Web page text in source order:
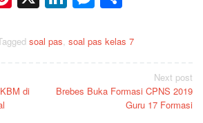
soal pas, soal pas kelas 7
di
Next post
Brebes Buka Formasi CPNS 2019
Guru 17 Formasi